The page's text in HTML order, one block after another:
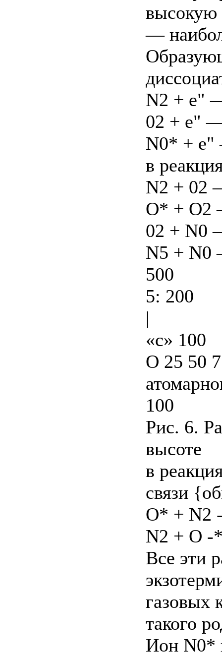
высокую
—
N2 + е"
02 + е"
N0* +
в
N2 + 02
О* + О2
02 + N0
N5 + N0
500
5: 200
|
«с» 100
О 25 50
100
Рис. 6.
высоте
в
связи
О* + N2
N2 + О -
Все эти
газовых
такого
Ион N0*